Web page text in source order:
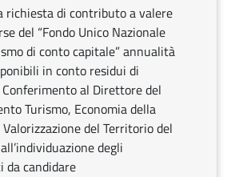
richiesta di contributo a valere
del “Fondo Unico Nazionale
di conto capitale” annualità
in conto residui di
al Direttore del
Turismo, Economia della
del Territorio del
degli
candidare